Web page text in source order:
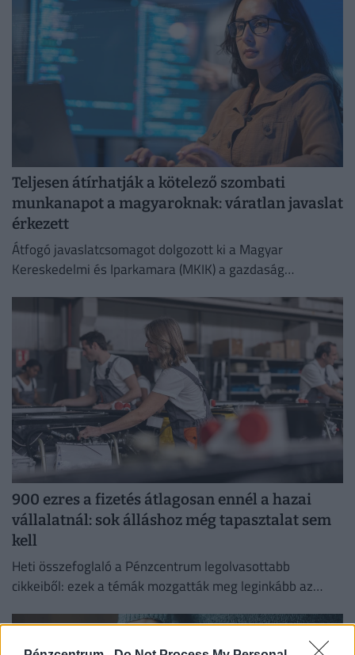
Teljesen átírhatják a kötelező szombati
munkanapot a magyaroknak: váratlan javaslat
érkezett
Átfogó javaslatcsomagot dolgozott ki a Magyar
Kereskedelmi és Iparkamara (MKIK) a gazdaság
kezelése érdekében.
900 ezres a fizetés átlagosan ennél a hazai
vállalatnál: sok álláshoz még tapasztalat sem
kell
Heti összefoglaló a Pénzcentrum legolvasottabb
cikkeiből: ezek a témák mozgatták meg leginkább az